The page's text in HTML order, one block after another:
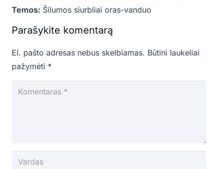
Temos: Šilumos siurbliai oras-vanduo
Parašykite komentarą
El. pašto adresas nebus skelbiamas. Būtini laukeliai
pažymėti *